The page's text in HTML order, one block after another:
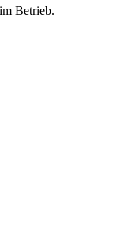
Betrieb.